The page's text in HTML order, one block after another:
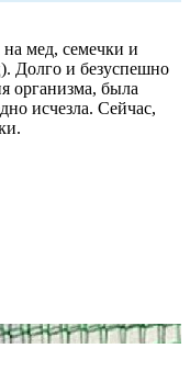
на мед, семечки и
Долго и безуспешно
организма, была
исчезла. Сейчас,